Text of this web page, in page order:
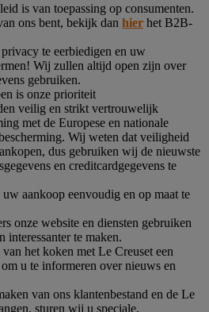
is van toepassing op consumenten.
ons bent, bekijk dan hier het B2B-
te eerbiedigen en uw
Wij zullen altijd open zijn over
gebruiken.
is onze prioriteit
veilig en strikt vertrouwelijk
met de Europese en nationale
Wij weten dat veiligheid
dus gebruiken wij de nieuwste
en creditcardgegevens te
aankoop eenvoudig en op maat te
onze website en diensten gebruiken
interessanter te maken.
het koken met Le Creuset een
u te informeren over nieuws en
van ons klantenbestand en de Le
sturen wij u speciale,